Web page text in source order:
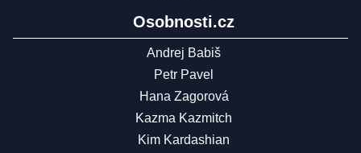
Osobnosti.cz
Andrej Babiš
Petr Pavel
Hana Zagorová
Kazma Kazmitch
Kim Kardashian